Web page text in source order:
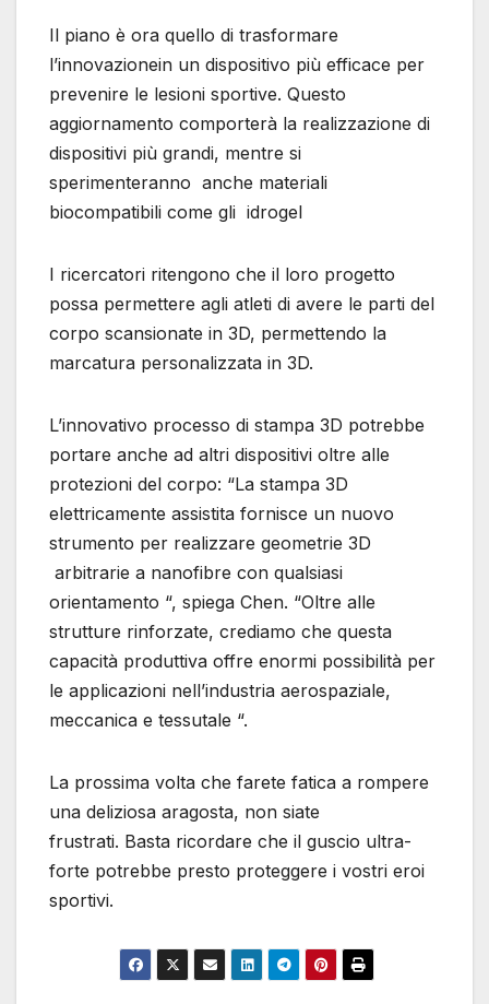
Il piano è ora quello di trasformare
l’innovazionein un dispositivo più efficace per
prevenire le lesioni sportive. Questo
aggiornamento comporterà la realizzazione di
dispositivi più grandi, mentre si
sperimenteranno anche materiali
biocompatibili come gli idrogel
I ricercatori ritengono che il loro progetto
possa permettere agli atleti di avere le parti del
corpo scansionate in 3D, permettendo la
marcatura personalizzata in 3D.
L’innovativo processo di stampa 3D potrebbe
portare anche ad altri dispositivi oltre alle
protezioni del corpo: “La stampa 3D
elettricamente assistita fornisce un nuovo
strumento per realizzare geometrie 3D
arbitrarie a nanofibre con qualsiasi
orientamento “, spiega Chen. “Oltre alle
strutture rinforzate, crediamo che questa
capacità produttiva offre enormi possibilità per
le applicazioni nell’industria aerospaziale,
meccanica e tessutale “.
La prossima volta che farete fatica a rompere
una deliziosa aragosta, non siate
frustrati. Basta ricordare che il guscio ultra-
forte potrebbe presto proteggere i vostri eroi
sportivi.